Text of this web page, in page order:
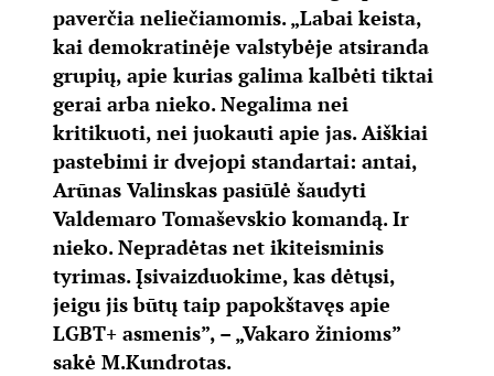
paverčia neliečiamomis. „Labai keista,
kai demokratinėje valstybėje atsiranda
grupių, apie kurias galima kalbėti tiktai
gerai arba nieko. Negalima nei
kritikuoti, nei juokauti apie jas. Aiškiai
pastebimi ir dvejopi standartai: antai,
Arūnas Valinskas pasiūlė šaudyti
Valdemaro Tomaševskio komandą. Ir
nieko. Nepradėtas net ikiteisminis
tyrimas. Įsivaizduokime, kas dėtųsi,
jeigu jis būtų taip papokštavęs apie
LGBT+ asmenis”, – „Vakaro žinioms”
sakė M.Kundrotas.